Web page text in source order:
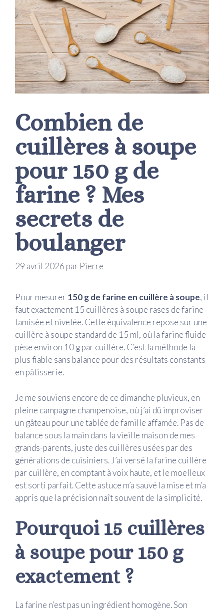
Combien de
cuillères à soupe
pour 150 g de
farine ? Mes
secrets de
boulanger
29 avril 2026 par Pierre
Pour mesurer 150 g de farine en cuillère à soupe, il
faut exactement 15 cuillères à soupe rases de farine
tamisée et nivelée. Cette équivalence repose sur une
cuillère à soupe standard de 15 ml, où la farine fluide
pèse environ 10 g par cuillère. C’est la méthode la
plus fiable sans balance pour des résultats constants
en pâtisserie.
Je me souviens encore de ce dimanche pluvieux, en
pleine campagne champenoise, où j’ai dû improviser
un gâteau pour une tablée de famille affamée. Pas de
balance sous la main dans la vieille maison de mes
grands-parents, juste des cuillères usées par des
générations de cuisiniers. J’ai versé la farine cuillère
par cuillère, en comptant à voix haute, et le moelleux
est sorti parfait. Cette astuce m’a sauvé la mise et m’a
appris que la précision naît souvent de la simplicité.
Pourquoi 15 cuillères
à soupe pour 150 g
exactement ?
La farine n’est pas un ingrédient homogène. Son